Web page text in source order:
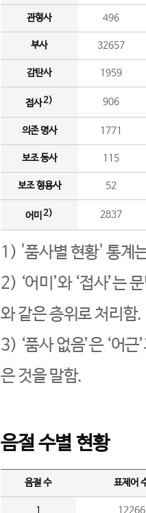
관형사 496
부사 32657
감탄사 1959
접사2) 906
의존 명사 1771
보조 동사 115
보조 형용사 52
어미 2) 2837
1) '품사별 현황' 통계
2) ‘어미’와 ‘접사’는
와 같은 층위로 처리함.
3) ‘품사 없음’은 ‘어
은 것을 말함.
음절 수별 현황
음절 수 표제어
1 12266